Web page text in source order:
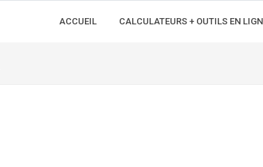
ACCUEIL CALCULATEURS + OUTILS EN